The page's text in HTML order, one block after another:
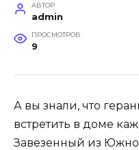
АВТОР
admin
ПРОСМОТРОВ
9
А вы знали, что
встретить в доме
Завезенный из